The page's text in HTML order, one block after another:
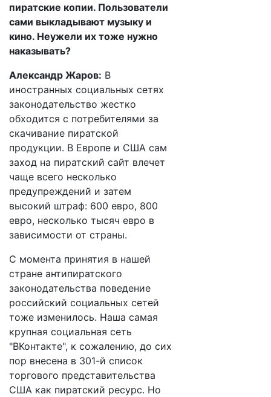
пиратские копии. Пользователи
сами выкладывают музыку и
кино. Неужели их тоже нужно
наказывать?
Александр Жаров: В
иностранных социальных сетях
законодательство жестко
обходится с потребителями за
скачивание пиратской
продукции. В Европе и США сам
заход на пиратский сайт влечет
чаще всего несколько
предупреждений и затем
высокий штраф: 600 евро, 800
евро, несколько тысяч евро в
зависимости от страны.
С момента принятия в нашей
стране антипиратского
законодательства поведение
российский социальных сетей
тоже изменилось. Наша самая
крупная социальная сеть
"ВКонтакте", к сожалению, до сих
пор внесена в 301-й список
торгового представительства
США как пиратский ресурс. Но